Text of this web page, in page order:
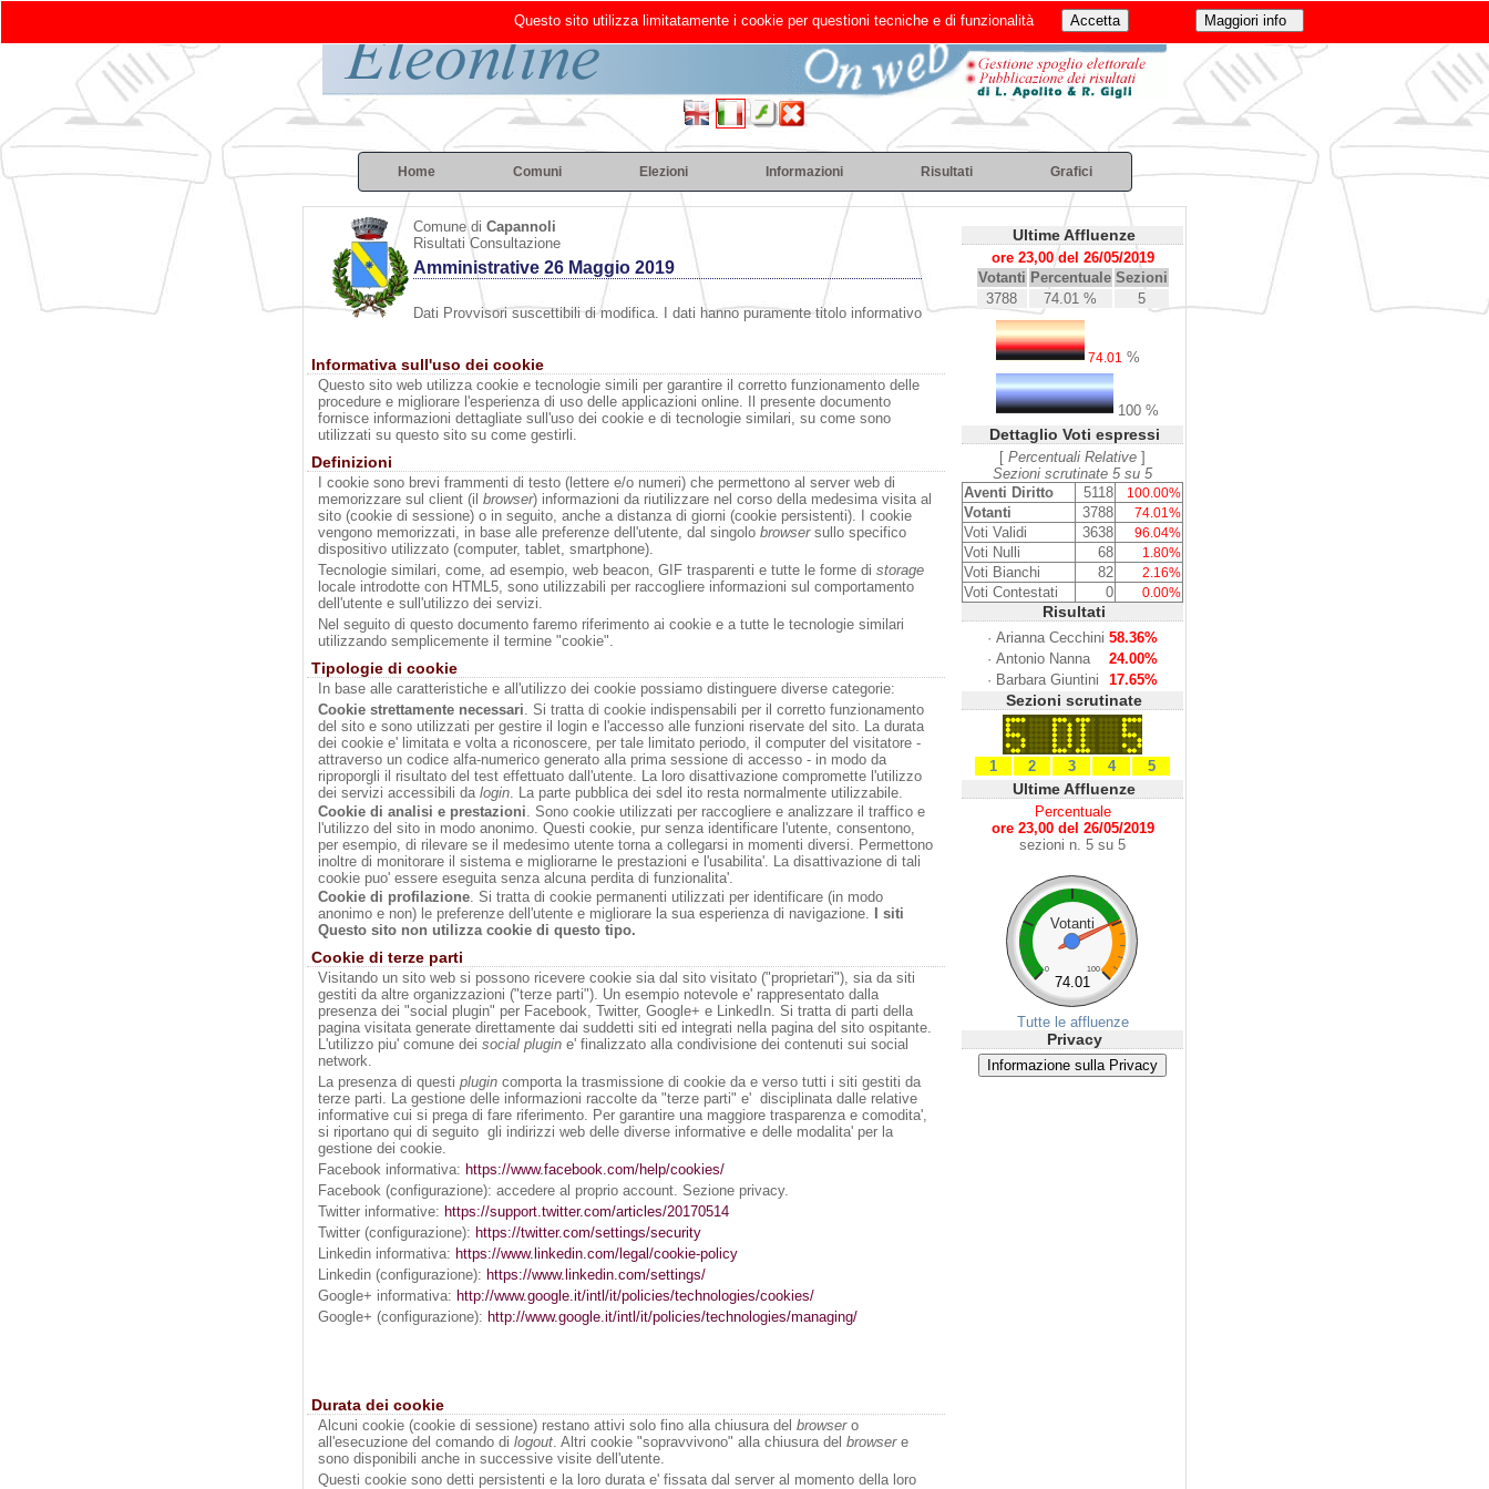
Home Comuni Elezioni Informazioni Risultati Grafici
Comune di Capannoli
Risultati Consultazione
Amministrative 26 Maggio 2019
Dati Provvisori suscettibili di modifica. I dati hanno puramente titolo informativo
Informativa sull'uso dei cookie
Questo sito web utilizza cookie e tecnologie simili per garantire il corretto funzionamento delle
procedure e migliorare l'esperienza di uso delle applicazioni online. Il presente documento
fornisce informazioni dettagliate sull'uso dei cookie e di tecnologie similari, su come sono
utilizzati su questo sito su come gestirli.
Definizioni
I cookie sono brevi frammenti di testo (lettere e/o numeri) che permettono al server web di
memorizzare sul client (il browser) informazioni da riutilizzare nel corso della medesima visita al
sito (cookie di sessione) o in seguito, anche a distanza di giorni (cookie persistenti). I cookie
vengono memorizzati, in base alle preferenze dell'utente, dal singolo browsersullo specifico
dispositivo utilizzato (computer, tablet, smartphone).
Tecnologie similari, come, ad esempio, web beacon, GIF trasparenti e tutte le forme di storage
locale introdotte con HTML5, sono utilizzabili per raccogliere informazioni sul comportamento
dell'utente e sull'utilizzo dei servizi.
Nel seguito di questo documento faremo riferimento ai cookie e a tutte le tecnologie similari
utilizzando semplicemente il termine "cookie".
Tipologie di cookie
In base alle caratteristiche e all'utilizzo dei cookie possiamo distinguere diverse categorie:
Cookie strettamente necessari. Si tratta di cookie indispensabili per il corretto funzionamento
del sito e sono utilizzati per gestire il login e l'accesso alle funzioni riservate del sito. La durata
dei cookie e' limitata e volta a riconoscere, per tale limitato periodo, il computer del visitatore -
attraverso un codice alfa-numerico generato alla prima sessione di accesso - in modo da
riproporgli il risultato del test effettuato dall'utente. La loro disattivazione compromette l'utilizzo
dei servizi accessibili da login. La parte pubblica dei sdel ito resta normalmente utilizzabile.
Cookie di analisi e prestazioni. Sono cookie utilizzati per raccogliere e analizzare il traffico e
l'utilizzo del sito in modo anonimo. Questi cookie, pur senza identificare l'utente, consentono,
per esempio, di rilevare se il medesimo utente torna a collegarsi in momenti diversi. Permettono
inoltre di monitorare il sistema e migliorarne le prestazioni e l'usabilita'. La disattivazione di tali
cookie puo' essere eseguita senza alcuna perdita di funzionalita'.
Cookie di profilazione. Si tratta di cookie permanenti utilizzati per identificare (in modo
anonimo e non) le preferenze dell'utente e migliorare la sua esperienza di navigazione.
I siti
Questo sito non utilizza cookie di questo tipo.
Cookie di terze parti
Visitando un sito web si possono ricevere cookie sia dal sito visitato ("proprietari"), sia da siti
gestiti da altre organizzazioni ("terze parti"). Un esempio notevole e' rappresentato dalla
presenza dei "social plugin" per Facebook, Twitter, Google+ e LinkedIn. Si tratta di parti della
pagina visitata generate direttamente dai suddetti siti ed integrati nella pagina del sito ospitante.
L'utilizzo piu' comune dei social plugin e' finalizzato alla condivisione dei contenuti sui social
network.
La presenza di questi plugin comporta la trasmissione di cookie da e verso tutti i siti gestiti da
terze parti. La gestione delle informazioni raccolte da "terze parti" e' disciplinata dalle relative
informative cui si prega di fare riferimento. Per garantire una maggiore trasparenza e comodita',
si riportano qui di seguito gli indirizzi web delle diverse informative e delle modalita' per la
gestione dei cookie.
Facebook informativa: https://www.facebook.com/help/cookies/
Facebook (configurazione): accedere al proprio account. Sezione privacy.
Twitter informative: https://support.twitter.com/articles/20170514
Twitter (configurazione): https://twitter.com/settings/security
Linkedin informativa: https://www.linkedin.com/legal/cookie-policy
Linkedin (configurazione): https://www.linkedin.com/settings/
Google+ informativa: http://www.google.it/intl/it/policies/technologies/cookies/
Google+ (configurazione): http://www.google.it/intl/it/policies/technologies/managing/
Durata dei cookie
Alcuni cookie (cookie di sessione) restano attivi solo fino alla chiusura del browsero
all'esecuzione del comando di logout. Altri cookie "sopravvivono" alla chiusura del browsere
sono disponibili anche in successive visite dell'utente.
Questi cookie sono detti persistenti e la loro durata e' fissata dal server al momento della loro
Ultime Affluenze
ore 23,00 del 26/05/2019
Votanti Percentuale Sezioni
3788
74.01 % 5
74.01 %
100 %
Dettaglio Voti espressi
[ Percentuali Relative ]
Sezioni scrutinate 5 su 5
Aventi Diritto
5118 100.00%
Votanti 3788 74.01%
Voti Validi 3638 96.04%
Voti Nulli 68 1.80%
Voti Bianchi 82 2.16%
Voti Contestati 0 0.00%
Risultati
· Arianna Cecchini 58.36%
· Antonio Nanna
24.00%
· Barbara Giuntini 17.65%
Sezioni scrutinate
1 2 3 4 5
Ultime Affluenze
Percentuale
ore 23,00 del 26/05/2019
sezioni n. 5 su 5
Votanti
0 100
74.01
Tutte le affluenze
Questo sito utilizza limitatamente i cookie per questioni tecniche e di funzionalità
Privacy